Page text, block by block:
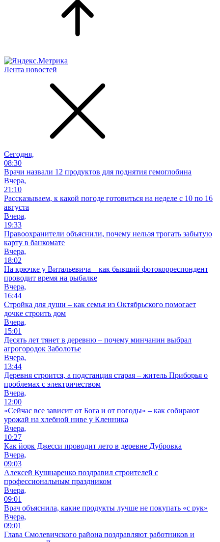
Лента новостей
Сегодня,
08:30
Врачи назвали 12 продуктов для поднятия гемоглобина
Вчера,
21:10
Рассказываем, к какой погоде готовиться на неделе с 10 по 16
августа
Вчера,
19:33
Правоохранители объяснили, почему нельзя трогать забытую
карту в банкомате
Вчера,
18:02
На крючке у Витальевича – как бывший фотокорреспондент
проводит время на рыбалке
Вчера,
16:44
Стройка для души – как семья из Октябрьского помогает
дочке строить дом
Вчера,
15:01
Десять лет тянет в деревню – почему минчанин выбрал
агрогородок Заболотье
Вчера,
13:44
Деревня строится, а подстанция старая – житель Приборья о
проблемах с электричеством
Вчера,
12:00
«Сейчас все зависит от Бога и от погоды» – как собирают
урожай на хлебной ниве у Кленника
Вчера,
10:27
Как йорк Джесси проводит лето в деревне Дубровка
Вчера,
09:03
Алексей Кушнаренко поздравил строителей с
профессиональным праздником
Вчера,
09:01
Врач объяснила, какие продукты лучше не покупать «с рук»
Вчера,
09:01
Глава Смолевичского района поздравляют работников и